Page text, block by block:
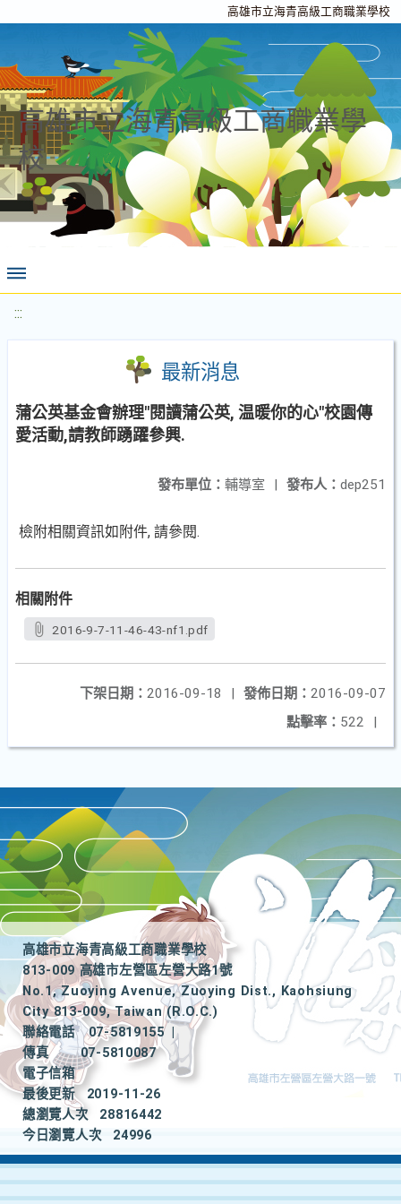
高雄市立海青高級工商職業學校
高雄市立海青高級工商職業學
校
:::
最新消息
蒲公英基金會辦理"閱讀蒲公英, 温暖你的心"校園傳
愛活動,請教師踴躍參興.
發布人： dep251
發布單位： 輔導室 |
檢附相關資訊如附件, 請參閱.
相關附件
2016-9-7-11-46-43-nf1.pdf
發佈日期： 2016-09-07
下架日期： 2016-09-18
|
點擊率： 522 |
高雄市立海青高級工商職業學校
813-009 高雄市左營區左營大路1號
No.1, Zuoying Avenue, Zuoying Dist., Kaohsiung
City 813-009, Taiwan (R.O.C.)
聯絡電話
07-5819155
|
傳真
07-5810087
電子信箱
最後更新
2019-11-26
總瀏覽人次
28816442
今日瀏覽人次
24996